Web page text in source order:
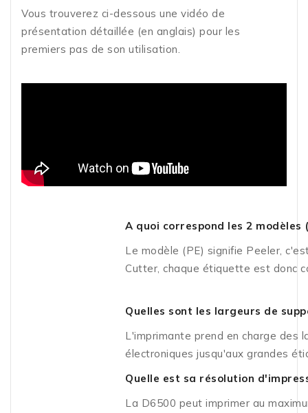
Vous trouverez ci-dessous une vidéo de
présentation détaillée (en anglais) pour les
premiers pas de son utilisation.
A quoi correspond les 2 modèles
Le modèle (PE) signifie Peeler,
Cutter, chaque étiquette est donc
Quelles sont les largeurs de
L'imprimante prend en charge des
électroniques jusqu'aux grandes
Quelle est sa résolution
La D6500 peut imprimer au